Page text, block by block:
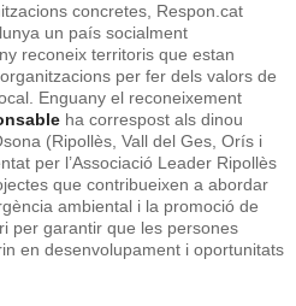
concretes, Respon.cat
un país socialment
reconeix territoris que estan
per fer dels valors de
Enguany el reconeixement
ha correspost als dinou
(Ripollès, Vall del Ges, Orís i
per l’Associació Leader Ripollès
que contribueixen a abordar
ambiental i la promoció de
per garantir que les persones
en desenvolupament i oportunitats